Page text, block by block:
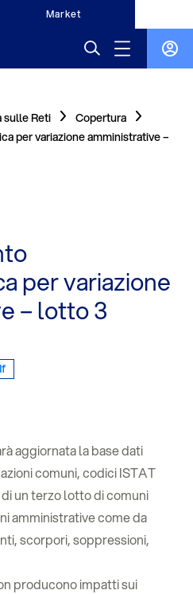
Market
sulle Reti
Copertura
per variazione amministrative –
per variazione
– lotto 3
aggiornata la base dati
comuni, codici ISTAT
un terzo lotto di comuni
amministrative come da
scorpori, soppressioni,
producono impatti sui